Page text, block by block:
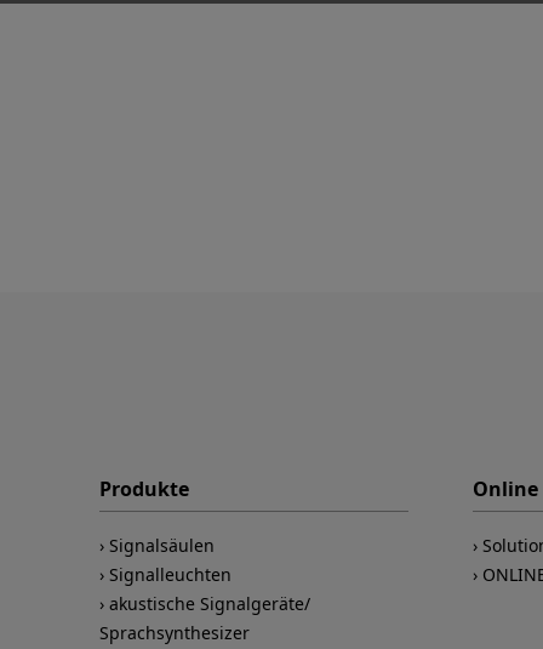
Produkte
Signalsäulen
Signalleuchten
akustische Signalgeräte/
Sprachsynthesizer
Online